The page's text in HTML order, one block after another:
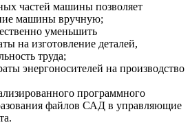
частей машины позволяет
машины вручную;
уменьшить
на изготовление деталей,
труда;
энергоносителей на производство
программного
файлов САД в управляющие